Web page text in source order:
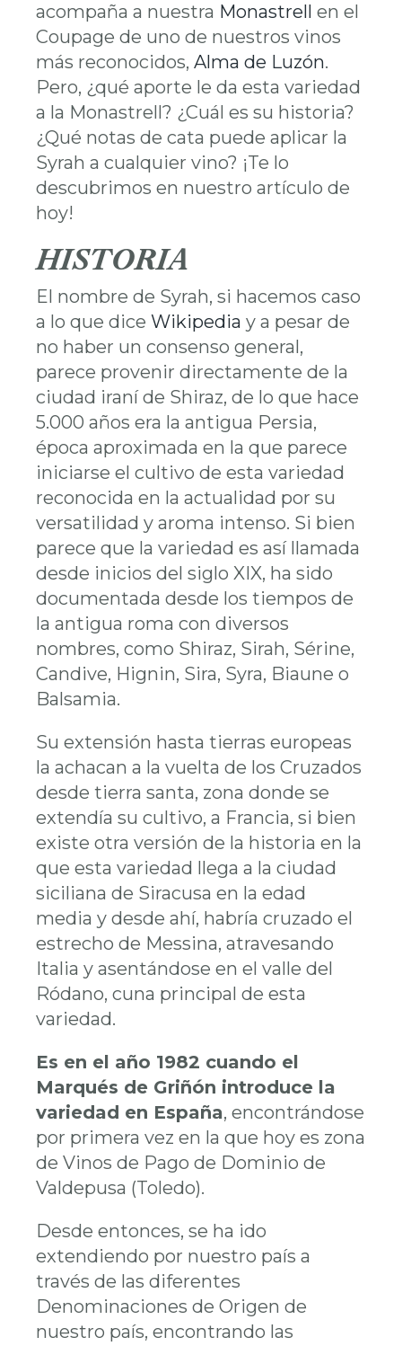
acompaña a nuestra Monastrell en el
Coupage de uno de nuestros vinos
más reconocidos, Alma de Luzón.
Pero, ¿qué aporte le da esta variedad
a la Monastrell? ¿Cuál es su historia?
¿Qué notas de cata puede aplicar la
Syrah a cualquier vino? ¡Te lo
descubrimos en nuestro artículo de
hoy!
HISTORIA
El nombre de Syrah, si hacemos caso
a lo que dice Wikipedia y a pesar de
no haber un consenso general,
parece provenir directamente de la
ciudad iraní de Shiraz, de lo que hace
5.000 años era la antigua Persia,
época aproximada en la que parece
iniciarse el cultivo de esta variedad
reconocida en la actualidad por su
versatilidad y aroma intenso. Si bien
parece que la variedad es así llamada
desde inicios del siglo XIX, ha sido
documentada desde los tiempos de
la antigua roma con diversos
nombres, como Shiraz, Sirah, Sérine,
Candive, Hignin, Sira, Syra, Biaune o
Balsamia.
Su extensión hasta tierras europeas
la achacan a la vuelta de los Cruzados
desde tierra santa, zona donde se
extendía su cultivo, a Francia, si bien
existe otra versión de la historia en la
que esta variedad llega a la ciudad
siciliana de Siracusa en la edad
media y desde ahí, habría cruzado el
estrecho de Messina, atravesando
Italia y asentándose en el valle del
Ródano, cuna principal de esta
variedad.
Es en el año 1982 cuando el
Marqués de Griñón introduce la
variedad en España, encontrándose
por primera vez en la que hoy es zona
de Vinos de Pago de Dominio de
Valdepusa (Toledo).
Desde entonces, se ha ido
extendiendo por nuestro país a
través de las diferentes
Denominaciones de Origen de
nuestro país, encontrando las